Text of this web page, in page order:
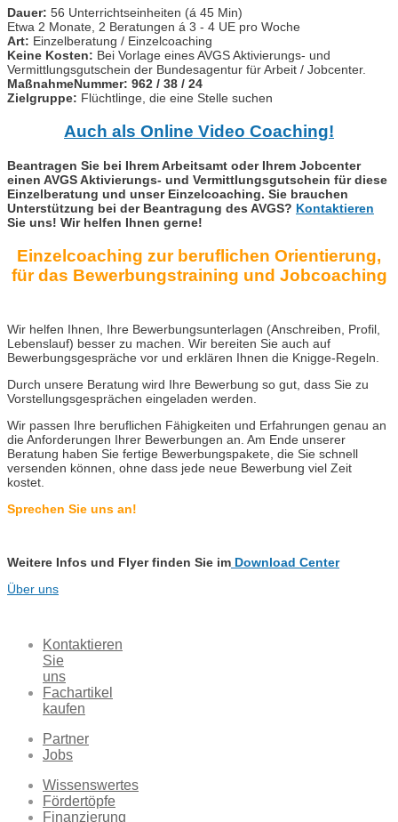
Dauer: 56 Unterrichtseinheiten (á 45 Min)
Etwa 2 Monate, 2 Beratungen á 3 - 4 UE pro Woche
Art: Einzelberatung / Einzelcoaching
Keine Kosten: Bei Vorlage eines AVGS Aktivierungs- und
Vermittlungsgutschein der Bundesagentur für Arbeit / Jobcenter.
MaßnahmeNummer: 962 / 38 / 24
Zielgruppe: Flüchtlinge, die eine Stelle suchen
Auch als Online Video Coaching!
Beantragen Sie bei Ihrem Arbeitsamt oder Ihrem Jobcenter
einen AVGS Aktivierungs- und Vermittlungsgutschein für diese
Einzelberatung und unser Einzelcoaching. Sie brauchen
Unterstützung bei der Beantragung des AVGS? Kontaktieren
Sie uns! Wir helfen Ihnen gerne!
Einzelcoaching zur beruflichen Orientierung,
für das Bewerbungstraining und Jobcoaching
Wir helfen Ihnen, Ihre Bewerbungsunterlagen (Anschreiben, Profil,
Lebenslauf) besser zu machen. Wir bereiten Sie auch auf
Bewerbungsgespräche vor und erklären Ihnen die Knigge-Regeln.
Durch unsere Beratung wird Ihre Bewerbung so gut, dass Sie zu
Vorstellungsgesprächen eingeladen werden.
Wir passen Ihre beruflichen Fähigkeiten und Erfahrungen genau an
die Anforderungen Ihrer Bewerbungen an. Am Ende unserer
Beratung haben Sie fertige Bewerbungspakete, die Sie schnell
versenden können, ohne dass jede neue Bewerbung viel Zeit
kostet.
Sprechen Sie uns an!
Weitere Infos und Flyer finden Sie im Download Center
Über uns
Kontaktieren
Sie
uns
Fachartikel
kaufen
Partner
Jobs
Wissenswertes
Fördertöpfe
Finanzierung